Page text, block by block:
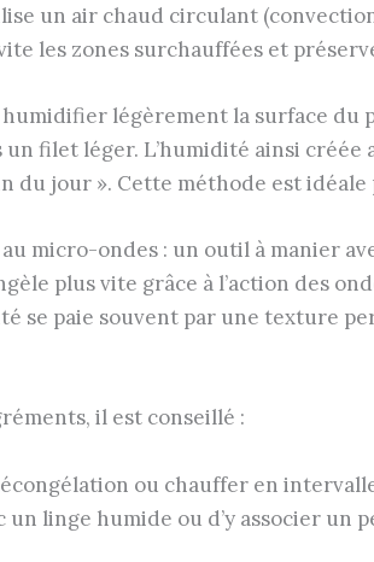
un air chaud circulant
les zones surchauffées et
légèrement la surface du
un filet léger. L’humidité ainsi
du jour ». Cette méthode est idéale
micro-ondes : un outil à manier
plus vite grâce à l’action des
se paie souvent par une texture
il est conseillé :
ou chauffer en
un linge humide ou d’y associer